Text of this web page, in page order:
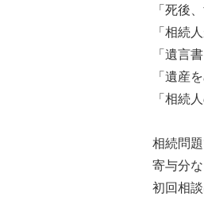
「死後
「相続
「遺言
「遺産
「相続
相続問
寄与分
初回相